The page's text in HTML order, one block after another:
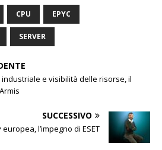
CPU EPYC
SERVER
industriale e visibilità delle risorse, il
SUCCESSIVO
l’impegno di ESET